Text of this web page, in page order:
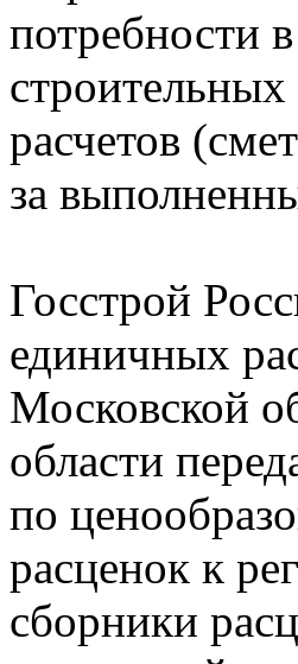
потребности
расчетов
за
Госстрой
единичных
Московской
области
по
расценок к
сборники